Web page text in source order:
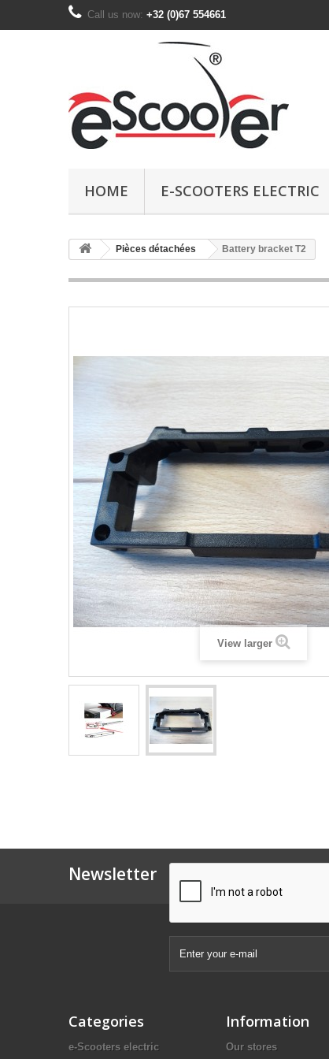
Call us now: +32 (0)67 554661
HOME E-SCOOTERS ELECTRIC
Pièces détachées Battery bracket T2
View larger
Newsletter
Categories
e-Scooters electric
Information
Our stores